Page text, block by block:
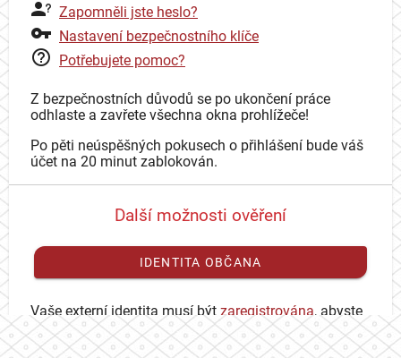
Zapomněli jste heslo?
Nastavení bezpečnostního klíče
Potřebujete pomoc?
Z bezpečnostních důvodů se po ukončení práce
odhlaste a zavřete všechna okna prohlížeče!
Po pěti neúspěšných pokusech o přihlášení bude váš
účet na 20 minut zablokován.
Další možnosti ověření
IDENTITA OBČANA
Vaše externí identita musí být zaregistrována, abyste
se mohli přihlásit ke svému CAS účtu.